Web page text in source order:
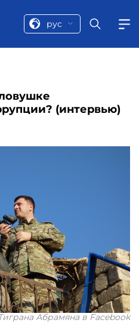
рус
(интервью)
Абрамяна в Facebook